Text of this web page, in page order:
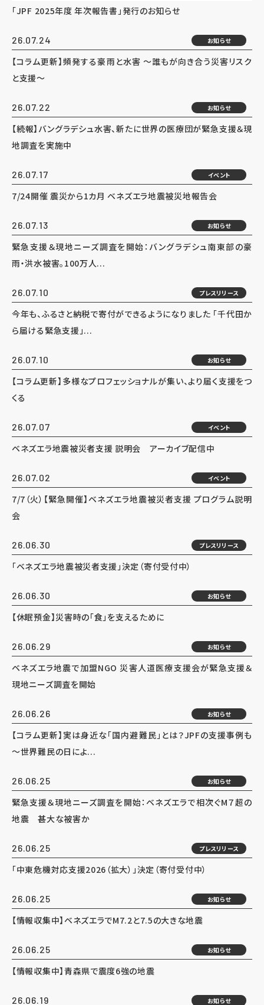
「JPF 2025年度 年次報告書」発行のお知らせ
26.07.24 お知らせ
【コラム更新】頻発する豪雨と水害 ～誰もが向き合う災害リスク
と支援～
26.07.22 お知らせ
【続報】バングラデシュ水害、新たに世界の医療団が緊急支援＆現
地調査を実施中
26.07.17 イベント
7/24開催 震災から1カ月 ベネズエラ地震被災地報告会
26.07.13 お知らせ
緊急支援＆現地ニーズ調査を開始：バングラデシュ南東部の豪
雨・洪水被害。100万人...
26.07.10 プレスリリース
今年も、ふるさと納税で寄付ができるようになりました 「千代田か
ら届ける緊急支援」...
26.07.10 お知らせ
【コラム更新】多様なプロフェッショナルが集い、より届く支援をつ
くる
26.07.07 イベント
ベネズエラ地震被災者支援 説明会 アーカイブ配信中
26.07.02 イベント
7/7（火）【緊急開催】ベネズエラ地震被災者支援 プログラム説明
会
26.06.30 プレスリリース
「ベネズエラ地震被災者支援」決定（寄付受付中）
26.06.30 お知らせ
【休眠預金】災害時の「食」を支えるために
26.06.29 お知らせ
ベネズエラ地震で加盟NGO 災害人道医療支援会が緊急支援＆
現地ニーズ調査を開始
26.06.26 お知らせ
【コラム更新】実は身近な「国内避難民」とは？JPFの支援事例も
～世界難民の日によ...
26.06.25 お知らせ
緊急支援＆現地ニーズ調査を開始：ベネズエラで相次ぐM７超の
地震 甚大な被害か
26.06.25 プレスリリース
「中東危機対応支援2026（拡大）」決定（寄付受付中）
26.06.25 お知らせ
【情報収集中】ベネズエラでM7.2と7.5の大きな地震
26.06.25 お知らせ
【情報収集中】青森県で震度6強の地震
26.06.19 お知らせ